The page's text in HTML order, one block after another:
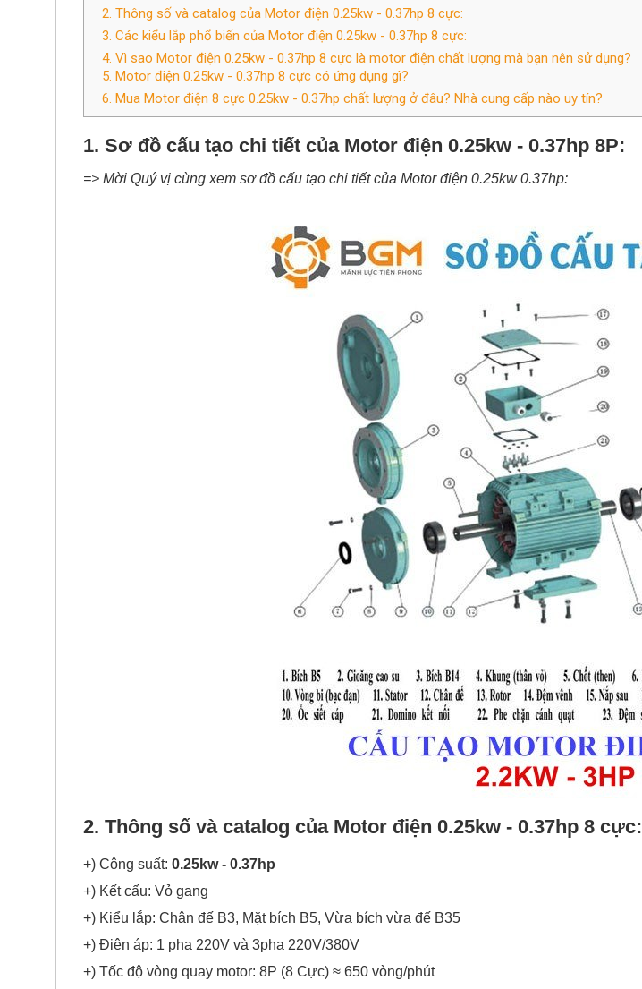
2. Thông số và catalog của Motor điện 0.25kw - 0.37hp 8 cực:
3. Các kiểu lắp phổ biến của Motor điện 0.25kw - 0.37hp 8 cực:
4. Vì sao Motor điện 0.25kw - 0.37hp 8 cực là motor điện chất lượng mà bạn nên sử dụng?
5. Motor điện 0.25kw - 0.37hp 8 cực có ứng dụng gì?
6. Mua Motor điện 8 cực 0.25kw - 0.37hp chất lượng ở đâu? Nhà cung cấp nào uy tín?
1. Sơ đồ cấu tạo chi tiết của Motor điện 0.25kw - 0.37hp 8P:
=> Mời Quý vị cùng xem sơ đồ cấu tạo chi tiết của Motor điện 0.25kw 0.37hp:
2. Thông số và catalog của Motor điện 0.25kw - 0.37hp 8 cực:
+) Công suất: 0.25kw - 0.37hp
+) Kết cấu: Vỏ gang
+) Kiểu lắp: Chân đế B3, Mặt bích B5, Vừa bích vừa đế B35
+) Điện áp: 1 pha 220V và 3pha 220V/380V
+) Tốc độ vòng quay motor: 8P (8 Cực) ≈ 650 vòng/phút